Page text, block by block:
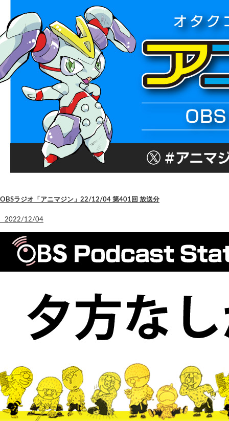
OBSラジオ「アニマジン」22/12/04 第401回 放送分
2022/12/04